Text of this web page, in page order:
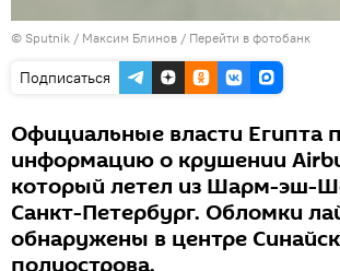
© Sputnik / Максим Блинов / Перейти в фотобанк
Подписаться
Официальные власти Египта
информацию о крушении
который летел из Шарм-эш-
Санкт-Петербург. Обломки
обнаружены в центре